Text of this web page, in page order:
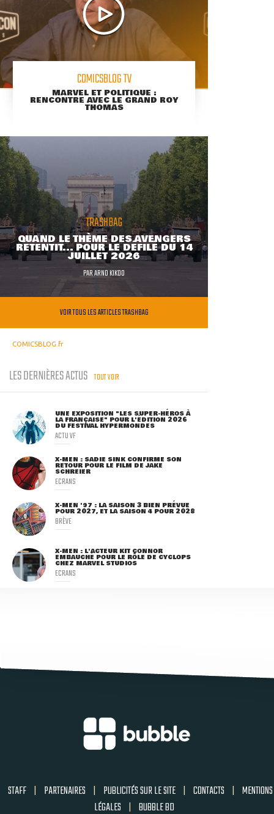
COMICSBLOG TV
MARVEL ET POLITIQUE :
RENCONTRE AVEC LE GRAND ROY
THOMAS
TRASHBAG
QUAND LE THÈME DES AVENGERS
RETENTIT... POUR LE DÉFILÉ DU 14
JUILLET 2026
PARARNO KIKOO
VOIR TOUS LES ARTICLES TRASHBAG
COMICSBLOG.fr
LES DERNIÈRES ACTUS TOUT VOIR
UNE EXPOSITION "LES SUPER-HÉROS À
LA FRANÇAISE" POUR L'ÉDITION 2026
DU FESTIVAL HYPERMONDES
ACTU VF
X-MEN : SADIE SINK CONFIRME SON
RETOUR POUR LE FILM DE JAKE
SCHREIER
ECRANS
X-MEN '97 : LA SAISON 3 BIEN PRÉVUE
POUR 2027, ET LA SAISON 4 POUR 2028
BRÈVE
X-MEN : L'ACTEUR KIT CONNOR
EMBAUCHÉ POUR LE RÔLE DE CYCLOPS
CHEZ MARVEL STUDIOS
ECRANS
STAFF | PARTENAIRES | PUBLICITÉS SUR LE SITE | CONTACTS | MENTIONS
LÉGALES | BUBBLE BD